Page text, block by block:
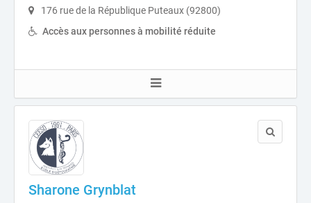
176 rue de la République Puteaux (92800)
Accès aux personnes à mobilité réduite
Sharone Grynblat